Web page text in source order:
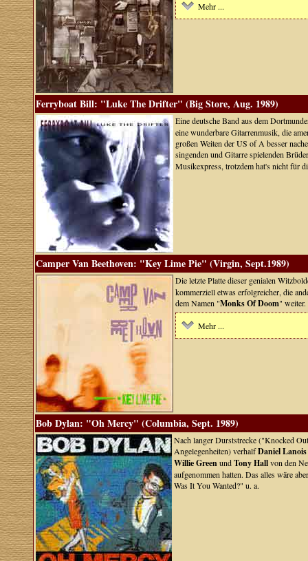
Mehr ...
Ferryboat Bill: "Luke The Drifter" (Big Store, Aug. 1989)
Eine deutsche Band aus dem
eine wunderbare Gitarrenmusik, die
großen Weiten der US of A besser
singenden und Gitarre spielenden
Musikexpress, trotzdem hat's nicht für
Camper Van Beethoven: "Key Lime Pie" (Virgin, Sept.1989)
Die letzte Platte dieser genialen
kommerziell etwas erfolgreicher, die
dem Namen "Monks Of Doom" weiter.
Mehr ...
Bob Dylan: "Oh Mercy" (Columbia, Sept. 1989)
Nach langer Durststrecke ("Knocked
Angelegenheiten) verhalfDaniel Lanois
Willie GreenundTony Hallvon den
aufgenommen hatten. Das alles wäre
Was It You Wanted?" u. a.